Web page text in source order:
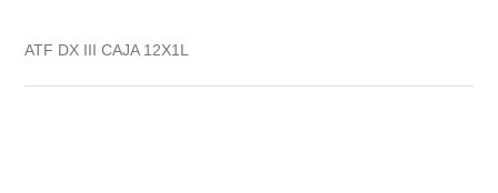
ATF DX III CAJA 12X1L